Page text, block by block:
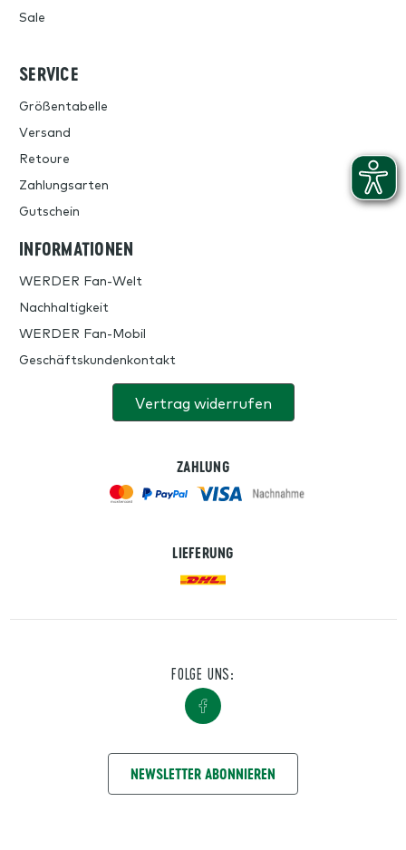
Sale
SERVICE
Größentabelle
Versand
Retoure
Zahlungsarten
Gutschein
INFORMATIONEN
WERDER Fan-Welt
Nachhaltigkeit
WERDER Fan-Mobil
Geschäftskundenkontakt
Vertrag widerrufen
ZAHLUNG
LIEFERUNG
FOLGE UNS:
NIMM KONTAKT AUFNEWSLETTER ABONNIEREN